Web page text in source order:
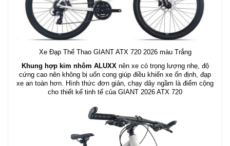
Xe Đạp Thể Thao GIANT ATX 720 2026 màu Trắng
Khung hợp kim nhôm ALUXXnên xe có trọng lượng nhẹ, độ
cứng cao nên không bị uốn cong giúp điều khiển xe ổn định, đạp
xe an toàn hơn. Hình thức đơn giản, chạy dây ngầm là điểm cộng
cho thiết kế tinh tế của GIANT 2026 ATX 720